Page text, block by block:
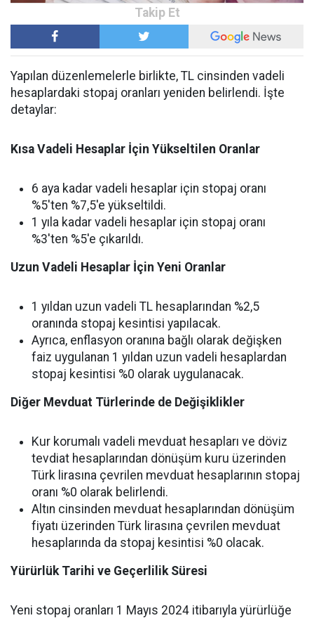
Yapılan düzenlemelerle birlikte, TL cinsinden vadeli
hesaplardaki stopaj oranları yeniden belirlendi. İşte
detaylar:
Kısa Vadeli Hesaplar İçin Yükseltilen Oranlar
6 aya kadar vadeli hesaplar için stopaj oranı
%5'ten %7,5'e yükseltildi.
1 yıla kadar vadeli hesaplar için stopaj oranı
%3'ten %5'e çıkarıldı.
Uzun Vadeli Hesaplar İçin Yeni Oranlar
1 yıldan uzun vadeli TL hesaplarından %2,5
oranında stopaj kesintisi yapılacak.
Ayrıca, enflasyon oranına bağlı olarak değişken
faiz uygulanan 1 yıldan uzun vadeli hesaplardan
stopaj kesintisi %0 olarak uygulanacak.
Diğer Mevduat Türlerinde de Değişiklikler
Kur korumalı vadeli mevduat hesapları ve döviz
tevdiat hesaplarından dönüşüm kuru üzerinden
Türk lirasına çevrilen mevduat hesaplarının stopaj
oranı %0 olarak belirlendi.
Altın cinsinden mevduat hesaplarından dönüşüm
fiyatı üzerinden Türk lirasına çevrilen mevduat
hesaplarında da stopaj kesintisi %0 olacak.
Yürürlük Tarihi ve Geçerlilik Süresi
Yeni stopaj oranları 1 Mayıs 2024 itibarıyla yürürlüğe